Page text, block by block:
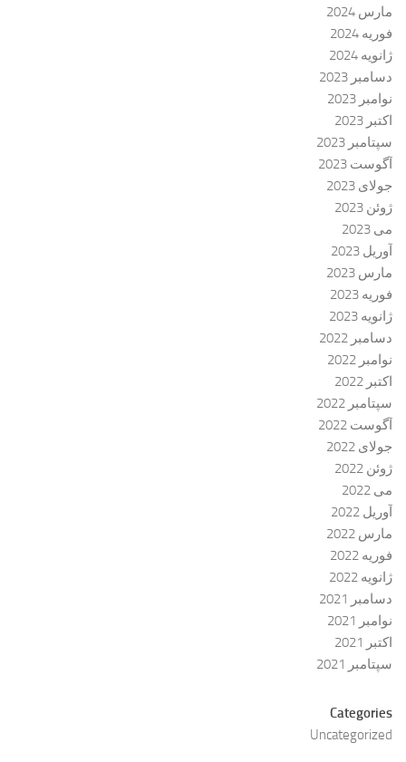
مارس 2024
فوریه 2024
ژانویه 2024
دسامبر 2023
نوامبر 2023
اکتبر 2023
سپتامبر 2023
آگوست 2023
جولای 2023
ژوئن 2023
می 2023
آوریل 2023
مارس 2023
فوریه 2023
ژانویه 2023
دسامبر 2022
نوامبر 2022
اکتبر 2022
سپتامبر 2022
آگوست 2022
جولای 2022
ژوئن 2022
می 2022
آوریل 2022
مارس 2022
فوریه 2022
ژانویه 2022
دسامبر 2021
نوامبر 2021
اکتبر 2021
سپتامبر 2021
Categories
Uncategorized